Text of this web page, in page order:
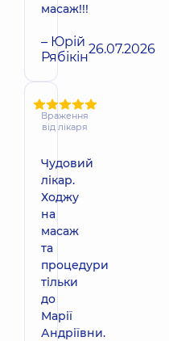
масаж!!!
– Юрій
Рябікін26.07.2026
Враження
від лікаря
Чудовий
лікар.
Ходжу
на
масаж
та
процедури
тільки
до
Марії
Андріївни.